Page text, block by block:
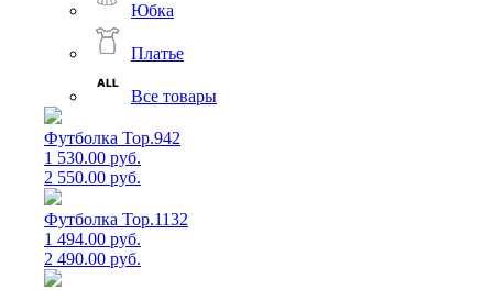
Юбка
Платье
Все товары
Футболка Top.942
1 530.00 руб.
2 550.00 руб.
Футболка Top.1132
1 494.00 руб.
2 490.00 руб.